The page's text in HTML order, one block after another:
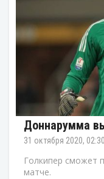
Доннарумма
31 октября 2020, 02:30
Голкипер сможет
матче.